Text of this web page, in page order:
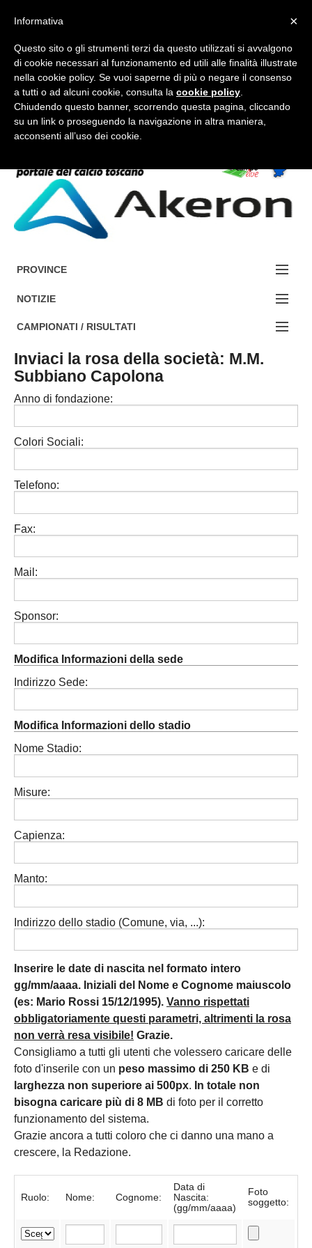
FORUM-ACCEDI
Accedi / Registrati
PROVINCE
EDIZIONE:
AREZZO
FIRENZE
GROSSETO
LIVORNO
LUCCA
PISA
SIENA
NOTIZIE
NOTIZIE:
Societa' professionistiche
Le iniziative di TOSCANA GOL
Beach soccer
Rappresentative regionali e provinciali
Calcio femminile
Amatori AICS Lucca
CAMPIONATI / RISULTATI
Campionati :
Inviaci la rosa della società: M.M.
Subbiano Capolona
Anno di fondazione:
Colori Sociali:
Telefono:
Fax:
Mail:
Sponsor:
Modifica Informazioni della sede
Indirizzo Sede:
Modifica Informazioni dello stadio
Nome Stadio:
Misure:
Capienza:
Manto:
Indirizzo dello stadio (Comune, via, ...):
Inserire le date di nascita nel formato intero
gg/mm/aaaa. Iniziali del Nome e Cognome maiuscolo
(es: Mario Rossi 15/12/1995). Vanno rispettati
obbligatoriamente questi parametri, altrimenti la rosa
non verrà resa visibile! Grazie.
Consigliamo a tutti gli utenti che volessero caricare delle
foto d'inserile con un peso massimo di 250 KB e di
larghezza non superiore ai 500px. In totale non
bisogna caricare più di 8 MB di foto per il corretto
funzionamento del sistema.
Grazie ancora a tutti coloro che ci danno una mano a
crescere, la Redazione.
Ruolo: Nome: Cognome:
Data di
Nascita:
(gg/mm/aaaa)
Foto
soggetto:
×
Informativa
Questo sito o gli strumenti terzi da questo utilizzati si avvalgono
di cookie necessari al funzionamento ed utili alle finalità illustrate
nella cookie policy. Se vuoi saperne di più o negare il consenso
a tutti o ad alcuni cookie, consulta la cookie policy
Chiudendo questo banner, scorrendo questa pagina, cliccando
su un link o proseguendo la navigazione in altra maniera,
acconsenti all’uso dei cookie.